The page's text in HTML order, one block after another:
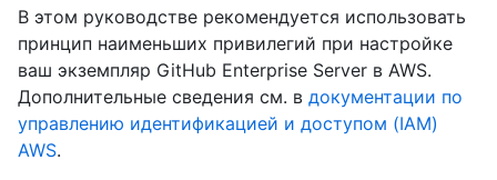
В этом руководстве рекомендуется использовать
принцип наименьших привилегий при настройке
ваш экземпляр GitHub Enterprise Server в AWS.
Дополнительные сведения см. в документации по
управлению идентификацией и доступом (IAM)
AWS.